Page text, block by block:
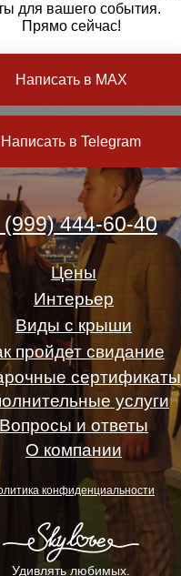
для вашего события.
Прямо сейчас!
конфиденциальности
Написать в MAX
Написать в Telegram
Удивлять любимых.
(999) 444-60-40
сертификаты
Вопросы и ответы
О компании
Виды с крыши
Интерьер
Цены
услуги
пройдет свидание